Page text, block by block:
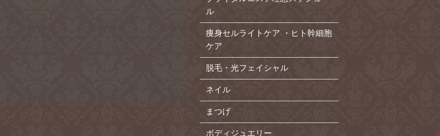
ル
痩身セルライトケア ・ヒト幹細胞
ケア
脱毛・光フェイシャル
ネイル
まつげ
ボディジュエリー